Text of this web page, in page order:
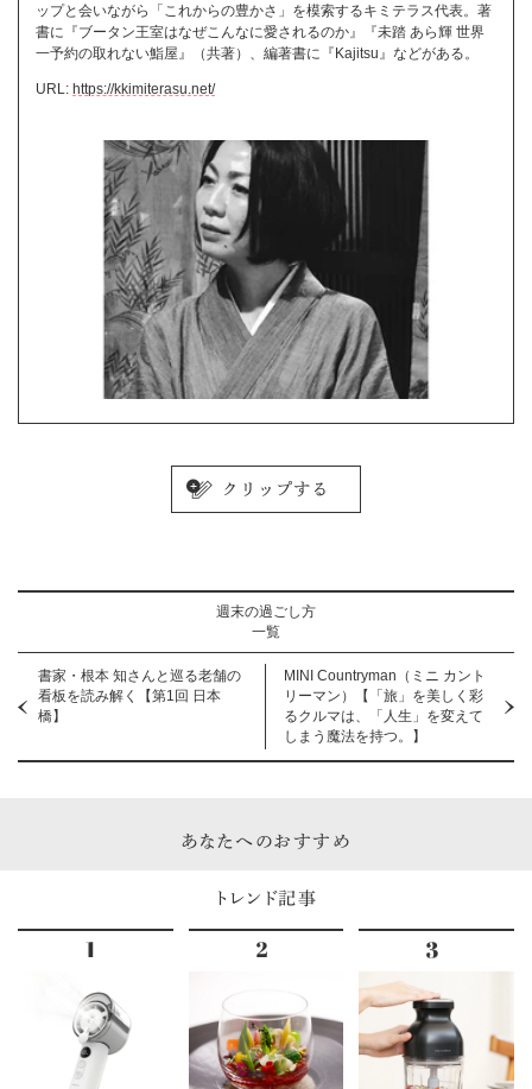
ップと会いながら「これからの豊かさ」を模索するキミテラス代表。著
書に『ブータン王室はなぜこんなに愛されるのか』『未踏 あら輝 世界
一予約の取れない鮨屋』（共著）、編著書に『Kajitsu』などがある。
URL: https://kkimiterasu.net/
週末の過ごし方
一覧
書家・根本 知さんと巡る老舗の
看板を読み解く【第1回 日本
橋】
MINI Countryman（ミニ カント
リーマン）【「旅」を美しく彩
るクルマは、「人生」を変えて
しまう魔法を持つ。】
あなたへのおすすめ
トレンド記事